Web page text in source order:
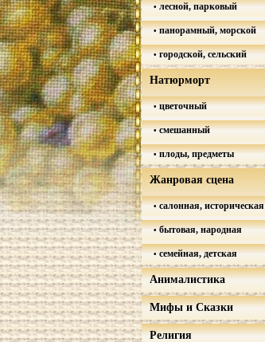
лесной, парковый
панорамный, морской
городской, сельский
Натюрморт
цветочный
смешанный
плоды, предметы
Жанровая сцена
салонная, историческая
бытовая, народная
семейная, детская
Анималистика
Мифы и Сказки
Религия